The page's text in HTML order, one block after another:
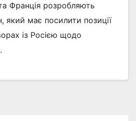
Франція розробляють
який має посилити позиції
із Росією щодо